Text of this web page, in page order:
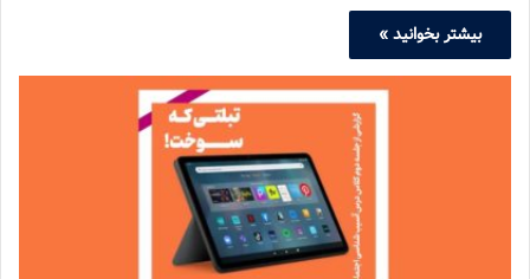
بیشتر بخوانید »